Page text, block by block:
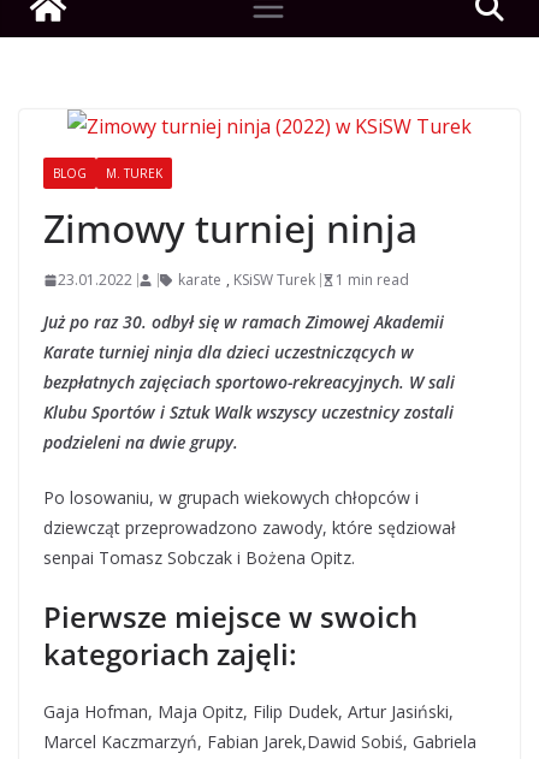
BLOG M. TUREK
Zimowy turniej ninja
23.01.2022 karate , KSiSW Turek 1 min read
Już po raz 30. odbył się w ramach Zimowej Akademii
Karate turniej ninja dla dzieci uczestniczących w
bezpłatnych zajęciach sportowo-rekreacyjnych. W sali
Klubu Sportów i Sztuk Walk wszyscy uczestnicy zostali
podzieleni na dwie grupy.
Po losowaniu, w grupach wiekowych chłopców i
dziewcząt przeprowadzono zawody, które sędziował
senpai Tomasz Sobczak i Bożena Opitz.
Pierwsze miejsce w swoich
kategoriach zajęli:
Gaja Hofman, Maja Opitz, Filip Dudek, Artur Jasiński,
Marcel Kaczmarzyń, Fabian Jarek,Dawid Sobiś, Gabriela